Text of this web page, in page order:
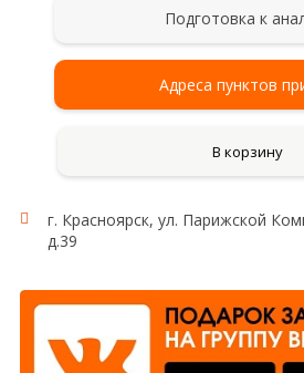
Подготовка к
Адреса пунктов
В корзину
г. Красноярск, ул. Парижской
д.39